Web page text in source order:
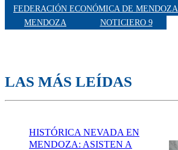
FEDERACIÓN ECONÓMICA DE MENDOZA
MENDOZA
NOTICIERO 9
LAS MÁS LEÍDAS
HISTÓRICA NEVADA EN
MENDOZA: ASISTEN A